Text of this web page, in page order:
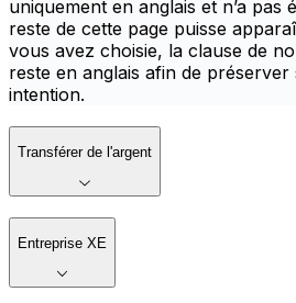
uniquement en anglais et n’a pas
reste de cette page puisse
vous avez choisie, la clause de
reste en anglais afin de
intention.
Transférer de l'argent
Entreprise XE